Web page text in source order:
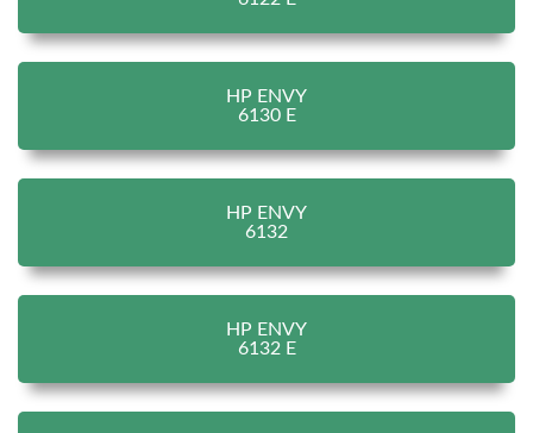
HP ENVY
6130 E
HP ENVY
6132
HP ENVY
6132 E